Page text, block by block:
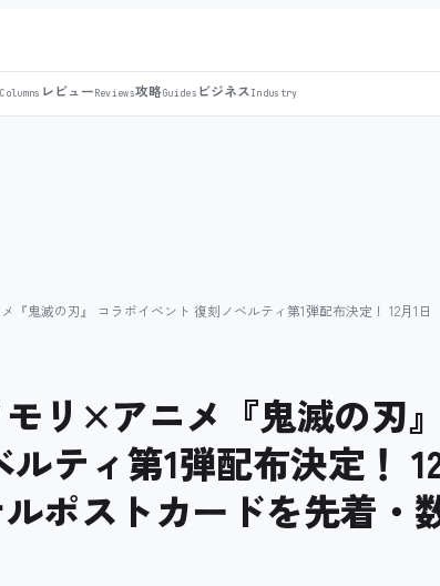
Columns レビューReviews攻略Guides ビジネスIndustry
『鬼滅の刃』 コラボイベント 復刻ノベルティ第1弾配布決定！ 12月1
リ×アニメ『鬼滅の刃
ルティ第1弾配布決定！
ポストカードを先着・